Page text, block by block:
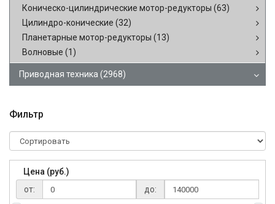
Коническо-цилиндрические мотор-редукторы (63)
Цилиндро-конические (32)
Планетарные мотор-редукторы (13)
Волновые (1)
Приводная техника (2968)
Фильтр
Цена (руб.)
от:
до: